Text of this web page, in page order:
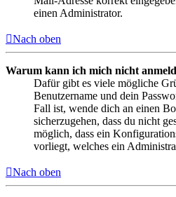
einen Administrator.
Nach oben
Warum kann ich mich nicht
Dafür gibt es viele mögliche
Benutzername und dein
Fall ist, wende dich an einen
sicherzugehen, dass du nicht
möglich, dass ein
vorliegt, welches ein
Nach oben